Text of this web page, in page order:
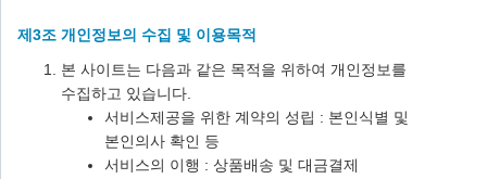
제3조 개인정보의 수집 및 이용목적
본 사이트는 다음과 같은 목적을 위하여 개인정보를
수집하고 있습니다.
서비스제공을 위한 계약의 성립 : 본인식별 및
본인의사 확인 등
서비스의 이행 : 상품배송 및 대금결제